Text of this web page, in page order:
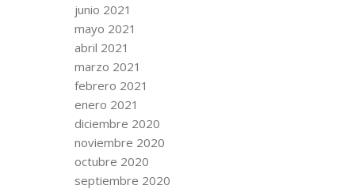
junio 2021
mayo 2021
abril 2021
marzo 2021
febrero 2021
enero 2021
diciembre 2020
noviembre 2020
octubre 2020
septiembre 2020